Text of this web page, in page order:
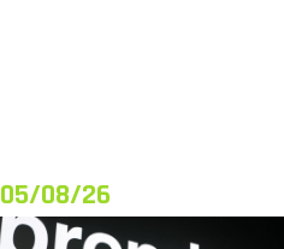
05/08/26